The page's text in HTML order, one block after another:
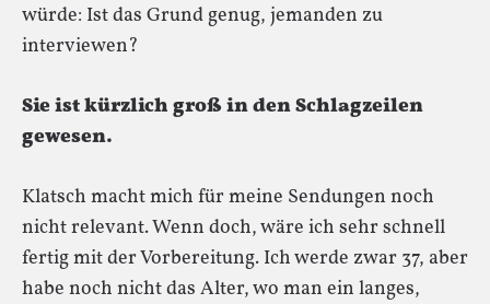
würde: Ist das Grund genug, jemanden zu
interviewen?
Sie ist kürzlich groß in den Schlagzeilen
gewesen.
Klatsch macht mich für meine Sendungen noch
nicht relevant. Wenn doch, wäre ich sehr schnell
fertig mit der Vorbereitung. Ich werde zwar 37, aber
habe noch nicht das Alter, wo man ein langes,